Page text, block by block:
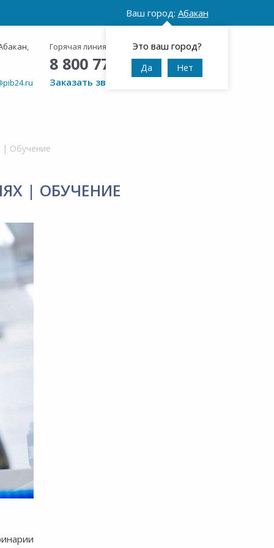
Ваш город: Абакан
Это ваш город?
Да Нет
Горячая линия: Круглосуточно
8 800 777 42 95
Заказать звонок
| Обучение
| ОБУЧЕНИЕ